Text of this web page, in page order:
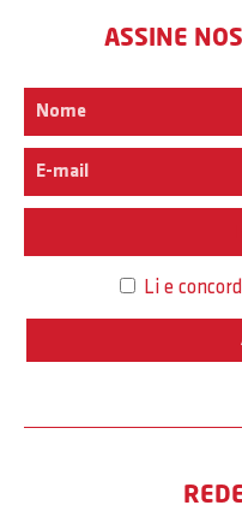
ASSINE
Li e